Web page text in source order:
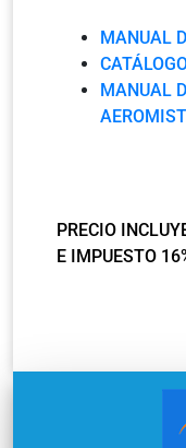
MANUAL
MANUAL
PRECIO
E IMPUESTO